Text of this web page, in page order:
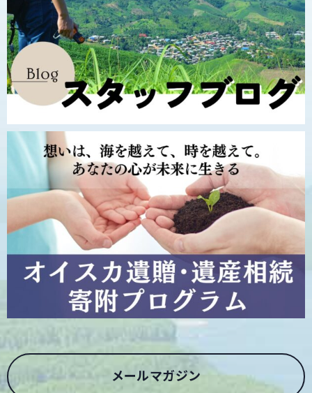
メールマガジン